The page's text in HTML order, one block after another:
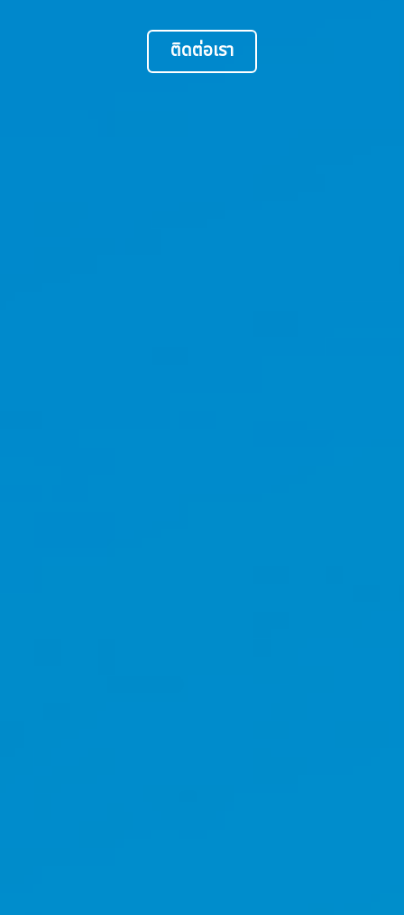
ติดต่อเรา